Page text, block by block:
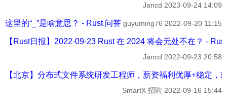
Jancd 2023-09-24 14:09
这里的“_”是啥意思？ - Rust 问答 guyuming76 2022-09-20 11:15
【Rust日报】2022-09-23 Rust 在 2024 将会无处不在？ -
Jancd 2022-09-23 20:58
【北京】分布式文件系统研发工程师，薪资福利优厚+稳定，
SmartX 招聘 2022-09-16 15:44